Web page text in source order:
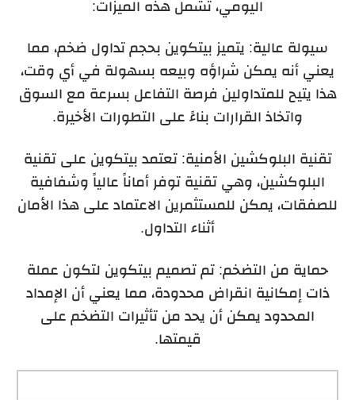
اليومي، تشمل هذه الميزات:
سيولة عالية: يتميز بيتكوين بحجم تداول ضخم، مما
يعني أنه يمكن شراؤه وبيعه بسهولة في أي وقت،
هذا يتيح للمتداولين فرصة التفاعل بسرعة مع السوق
واتخاذ القرارات بناءً على التطورات الأخيرة.
تقنية البلوكشين الأمنية: تعتمد بيتكوين على تقنية
البلوكشين، وهي تقنية توفر أماناً عالياً وشفافية
للصفقات، يمكن للمستثمرين الاعتماد على هذا الأمان
أثناء التداول.
حماية من التضخم: تم تصميم بيتكوين لتكون عملة
ذات إمكانية انقراض محدودة، مما يعني أن الإمداد
المحدود يمكن أن يحد من تأثيرات التضخم على
قيمتها.